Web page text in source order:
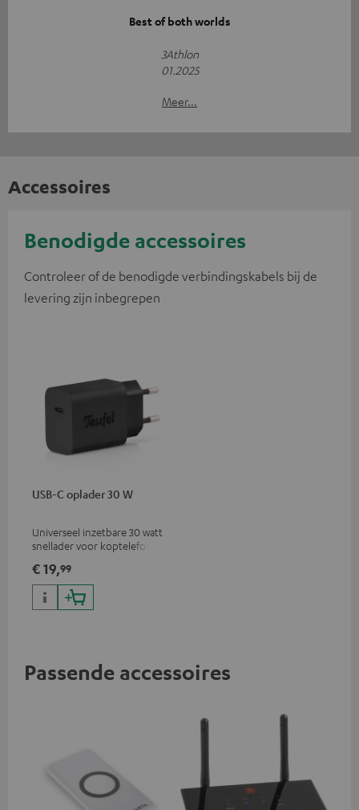
Best of both worlds
3Athlon
01.2025
Meer...
Accessoires
Benodigde accessoires
Controleer of de benodigde verbindingskabels bij de
levering zijn inbegrepen
USB-C oplader 30 W
Universeel inzetbare 30 watt
snellader voor koptelefoons,
iPhones, Android
smartphones, tablets en USB-
C-apparaten
€ 19,99
Passende accessoires